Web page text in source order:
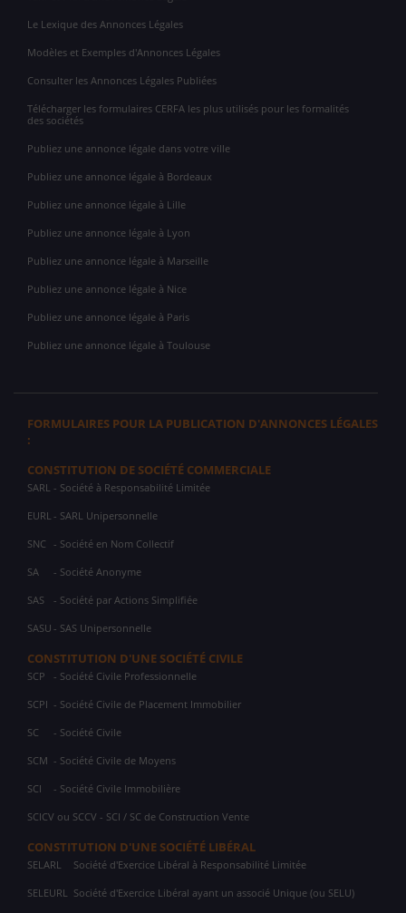
Le Lexique des Annonces Légales
Modèles et Exemples d'Annonces Légales
Consulter les Annonces Légales Publiées
Télécharger les formulaires CERFA les plus utilisés pour les formalités
des sociétés
Publiez une annonce légale dans votre ville
Publiez une annonce légale à Bordeaux
Publiez une annonce légale à Lille
Publiez une annonce légale à Lyon
Publiez une annonce légale à Marseille
Publiez une annonce légale à Nice
Publiez une annonce légale à Paris
Publiez une annonce légale à Toulouse
FORMULAIRES POUR LA PUBLICATION D'ANNONCES LÉGALES
:
CONSTITUTION DE SOCIÉTÉ COMMERCIALE
SARL - Société à Responsabilité Limitée
EURL - SARL Unipersonnelle
SNC - Société en Nom Collectif
SA - Société Anonyme
SAS - Société par Actions Simplifiée
SASU - SAS Unipersonnelle
CONSTITUTION D'UNE SOCIÉTÉ CIVILE
SCP - Société Civile Professionnelle
SCPI - Société Civile de Placement Immobilier
SC - Société Civile
SCM - Société Civile de Moyens
SCI - Société Civile Immobilière
SCICV ou SCCV - SCI / SC de Construction Vente
CONSTITUTION D'UNE SOCIÉTÉ LIBÉRAL
SELARL Société d'Exercice Libéral à Responsabilité Limitée
SELEURL Société d'Exercice Libéral ayant un associé Unique (ou SELU)